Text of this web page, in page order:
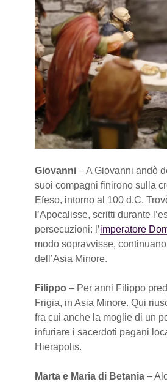
Giovanni – A Giovanni andò
suoi compagni finirono sulla
Efeso, intorno al 100 d.C.
l’Apocalisse, scritti durante
persecuzioni: l’imperatore
modo sopravvisse,
dell’Asia Minore.
Filippo – Per anni Filippo
Frigia, in Asia Minore. Qui
fra cui anche la moglie di un
infuriare i sacerdoti pagani
Hierapolis.
Marta e Maria di Betania –